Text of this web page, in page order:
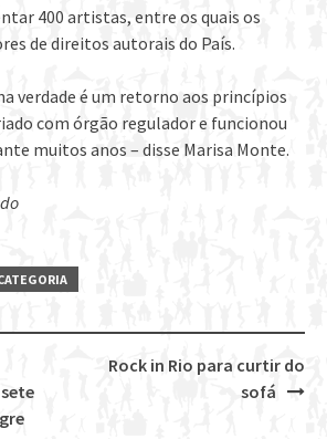
400 artistas, entre os quais os
de direitos autorais do País.
verdade é um retorno aos princípios
com órgão regulador e funcionou
muitos anos – disse Marisa Monte.
Rock in Rio para curtir do
sofá